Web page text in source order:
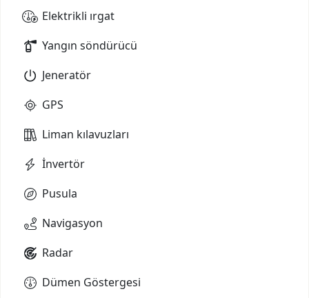
Elektrikli ırgat
Yangın söndürücü
Jeneratör
GPS
Liman kılavuzları
İnvertör
Pusula
Navigasyon
Radar
Dümen Göstergesi